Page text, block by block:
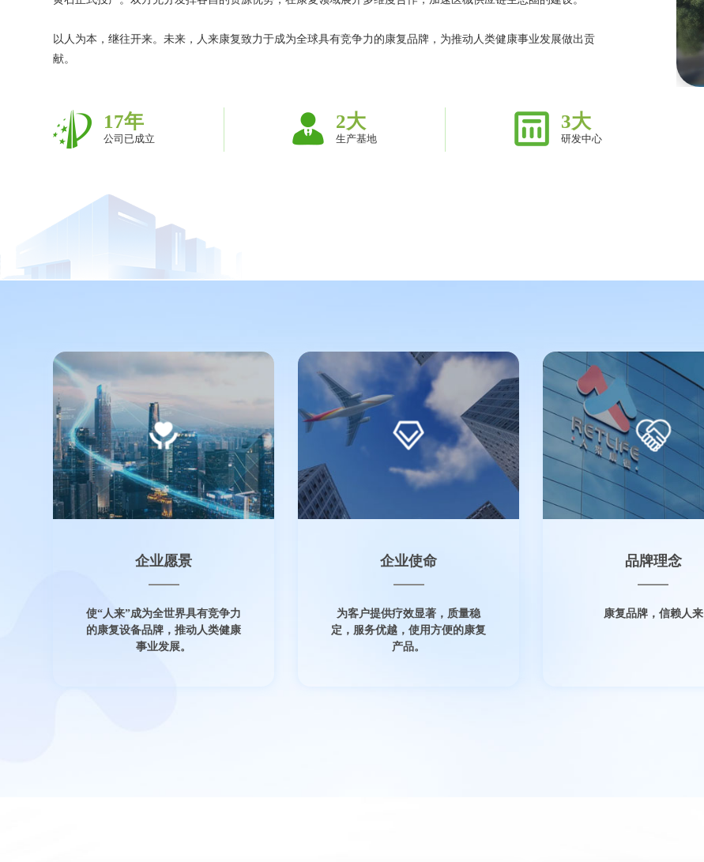
以人为本，继往开来。未来，人来康复致力于成为全球具有竞争力的康复品牌，为推动人类健康事业发展做出贡
献。
17年
公司已成立
2大
生产基地
3大
研发中心
企业愿景
使“人来”成为全世界具有竞争力
的康复设备品牌，推动人类健康
事业发展。
企业使命
为客户提供疗效显著，质量稳
定，服务优越，使用方便的康复
产品。
品牌理念
康复品牌，信赖人来